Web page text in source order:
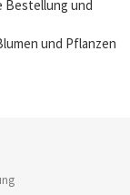
Bestellung und
und Pflanzen